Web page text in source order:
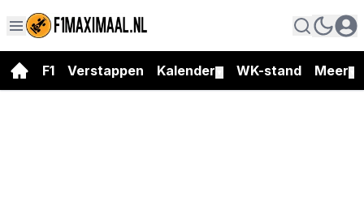
F1 Verstappen Kalender WK-stand Meer